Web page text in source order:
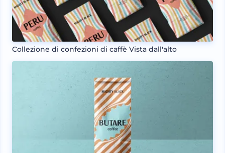
Collezione di confezioni di caffè Vista dall'alto